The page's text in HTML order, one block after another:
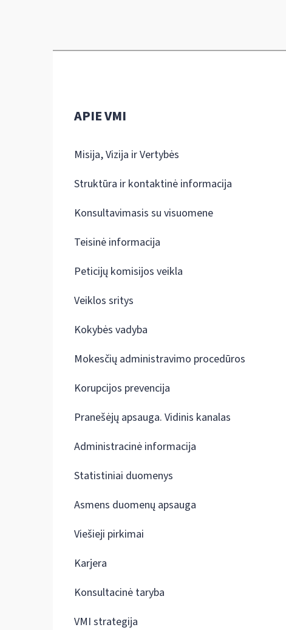
APIE VMI
Misija, Vizija ir Vertybės
Struktūra ir kontaktinė informacija
Konsultavimasis su visuomene
Teisinė informacija
Peticijų komisijos veikla
Veiklos sritys
Kokybės vadyba
Mokesčių administravimo procedūros
Korupcijos prevencija
Pranešėjų apsauga. Vidinis kanalas
Administracinė informacija
Statistiniai duomenys
Asmens duomenų apsauga
Viešieji pirkimai
Karjera
Konsultacinė taryba
VMI strategija